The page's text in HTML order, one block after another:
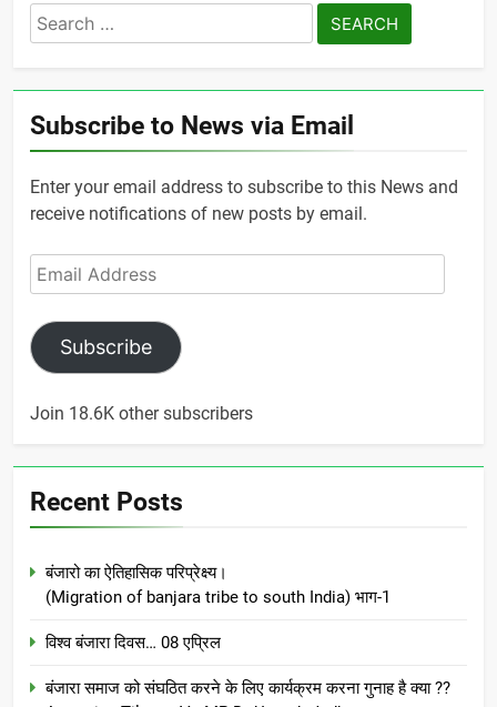
Search
for:
Subscribe to News via Email
Enter your email address to subscribe to this News and
receive notifications of new posts by email.
Email
Address
Subscribe
Join 18.6K other subscribers
Recent Posts
बंजारो का ऐतिहासिक परिप्रेक्ष्य।
(Migration of banjara tribe to south India) भाग-1
विश्व बंजारा दिवस… 08 एप्रिल
बंजारा समाज को संघठित करने के लिए कार्यक्रम करना गुनाह है क्या ??